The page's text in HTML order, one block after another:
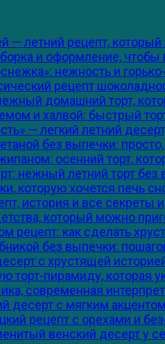
летний рецепт, который
и оформление,
нежность и
рецепт
домашний торт,
и халвой: быстрый
— легкий летний
без выпечки:
осенний торт,
нежный летний торт без
которую хочется печь
история и все секреты
который можно
рецепт: как сделать
без выпечки:
с хрустящей
торт-пирамиду, которая
современная
десерт с мягким
рецепт с орехами и
венский десерт у